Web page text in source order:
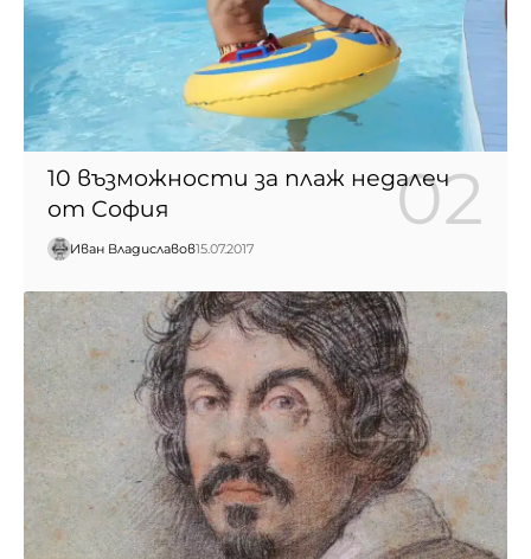
10 възможности за плаж недалеч
от София
Иван Владиславов15.07.2017